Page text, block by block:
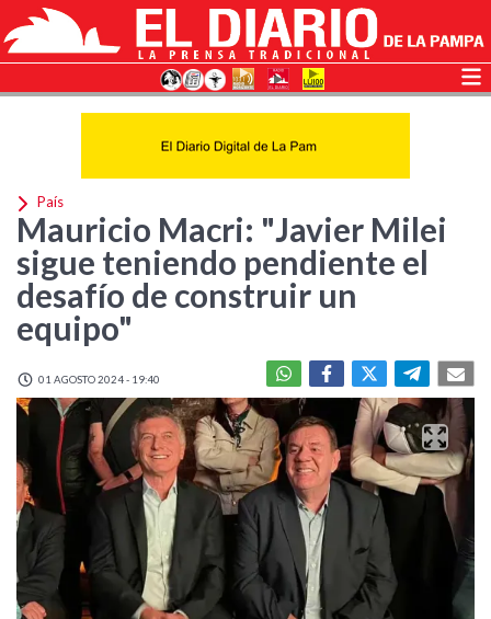
País
Mauricio Macri: "Javier Milei
sigue teniendo pendiente el
desafío de construir un
equipo"
01 AGOSTO 2024 - 19:40